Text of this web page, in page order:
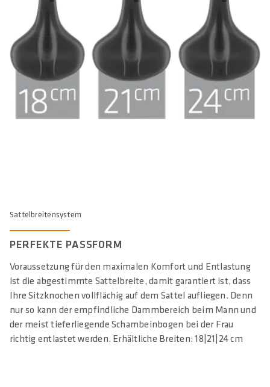
Sattelbreitensystem
PERFEKTE PASSFORM
Voraussetzung für den maximalen Komfort und Entlastung
ist die abgestimmte Sattelbreite, damit garantiert ist, dass
Ihre Sitzknochen vollflächig auf dem Sattel aufliegen. Denn
nur so kann der empfindliche Dammbereich beim Mann und
der meist tieferliegende Schambeinbogen bei der Frau
richtig entlastet werden. Erhältliche Breiten: 18|21|24 cm